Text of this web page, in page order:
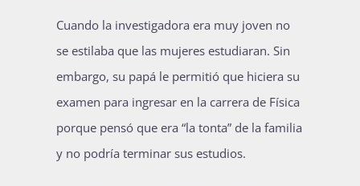
Cuando la investigadora era muy joven no
se estilaba que las mujeres estudiaran. Sin
embargo, su papá le permitió que hiciera su
examen para ingresar en la carrera de Física
porque pensó que era “la tonta” de la familia
y no podría terminar sus estudios.